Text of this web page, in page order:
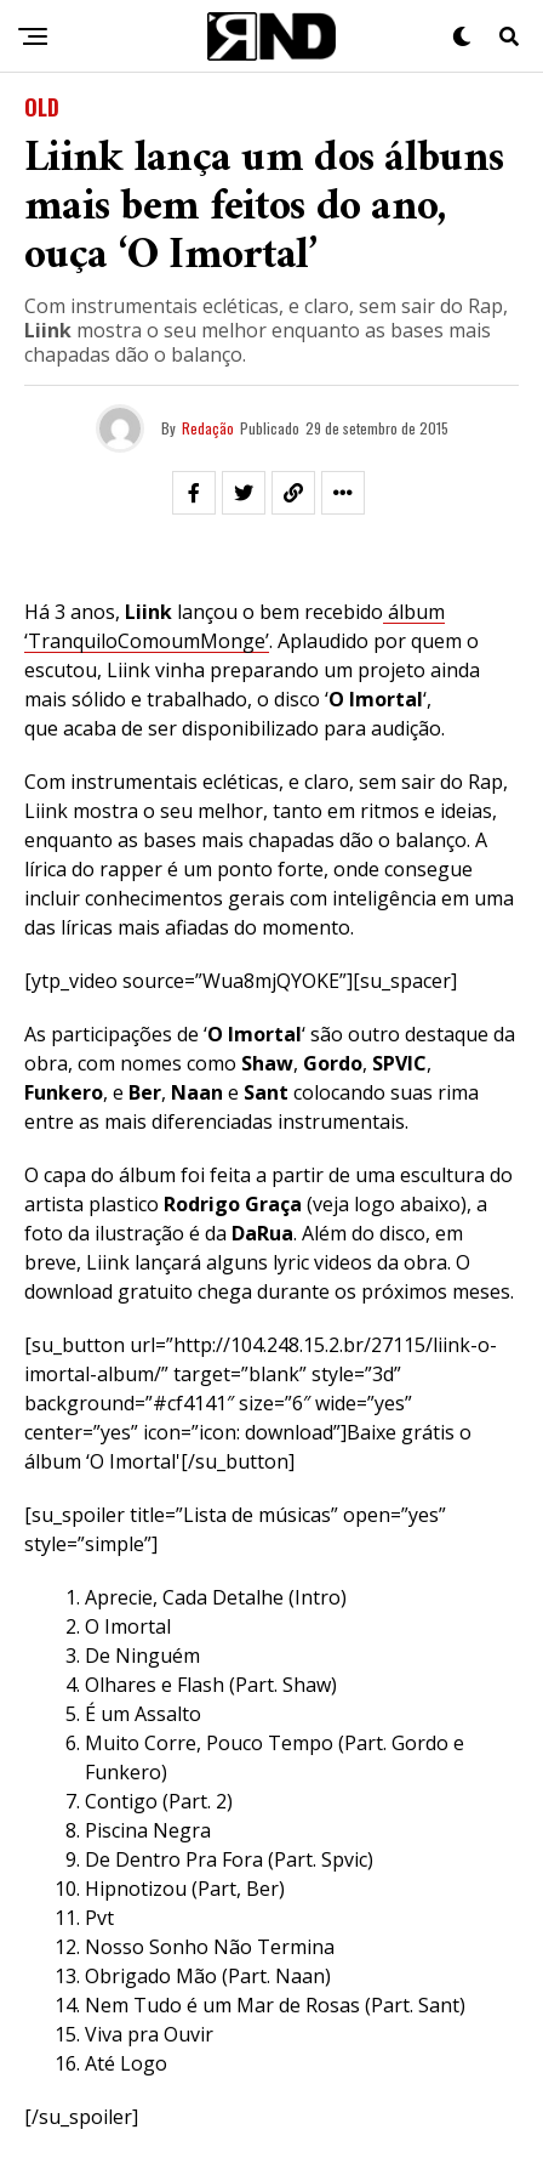
OLD
Liink lança um dos álbuns
mais bem feitos do ano,
ouça ‘O Imortal’
Com instrumentais ecléticas, e claro, sem sair do Rap,
Liink mostra o seu melhor enquanto as bases mais
chapadas dão o balanço.
By Redação Publicado 29 de setembro de 2015
Há 3 anos, Liink lançou o bem recebido álbum
‘TranquiloComoumMonge’. Aplaudido por quem o
escutou, Liink vinha preparando um projeto ainda
mais sólido e trabalhado, o disco ‘O Imortal‘,
que acaba de ser disponibilizado para audição.
Com instrumentais ecléticas, e claro, sem sair do Rap,
Liink mostra o seu melhor, tanto em ritmos e ideias,
enquanto as bases mais chapadas dão o balanço. A
lírica do rapper é um ponto forte, onde consegue
incluir conhecimentos gerais com inteligência em uma
das líricas mais afiadas do momento.
[ytp_video source=”Wua8mjQYOKE”][su_spacer]
As participações de ‘O Imortal‘ são outro destaque da
obra, com nomes como Shaw, Gordo, SPVIC,
Funkero, e Ber, Naan e Sant colocando suas rima
entre as mais diferenciadas instrumentais.
O capa do álbum foi feita a partir de uma escultura do
artista plastico Rodrigo Graça (veja logo abaixo), a
foto da ilustração é da DaRua. Além do disco, em
breve, Liink lançará alguns lyric videos da obra. O
download gratuito chega durante os próximos meses.
[su_button url=”http://104.248.15.2.br/27115/liink-o-
imortal-album/” target=”blank” style=”3d”
background=”#cf4141″ size=”6″ wide=”yes”
center=”yes” icon=”icon: download”]Baixe grátis o
álbum ‘O Imortal'[/su_button]
[su_spoiler title=”Lista de músicas” open=”yes”
style=”simple”]
Aprecie, Cada Detalhe (Intro)
O Imortal
De Ninguém
Olhares e Flash (Part. Shaw)
É um Assalto
Muito Corre, Pouco Tempo (Part. Gordo e
Funkero)
Contigo (Part. 2)
Piscina Negra
De Dentro Pra Fora (Part. Spvic)
Hipnotizou (Part, Ber)
Pvt
Nosso Sonho Não Termina
Obrigado Mão (Part. Naan)
Nem Tudo é um Mar de Rosas (Part. Sant)
Viva pra Ouvir
Até Logo
[/su_spoiler]